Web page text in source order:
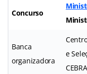
Concurso
Banca
organizadora
e